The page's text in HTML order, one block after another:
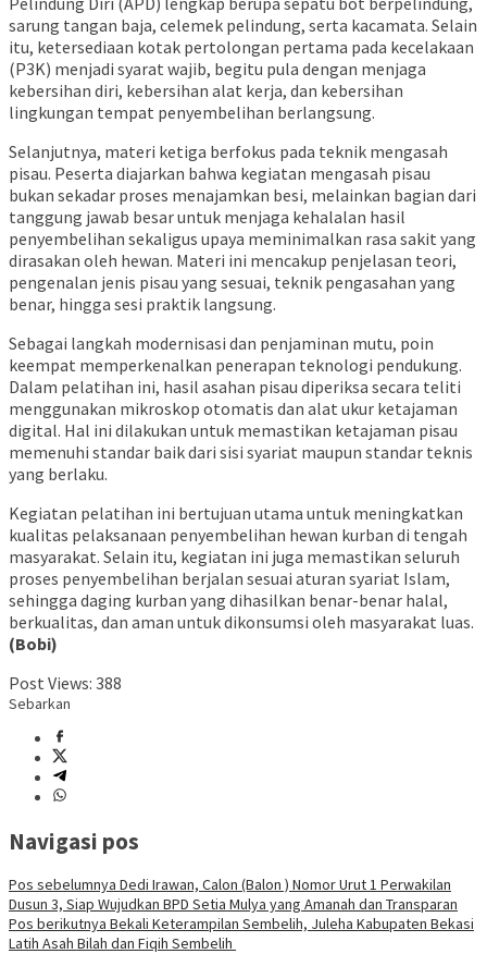
sarung tangan baja, celemek pelindung, serta kacamata. Selain
itu, ketersediaan kotak pertolongan pertama pada kecelakaan
(P3K) menjadi syarat wajib, begitu pula dengan menjaga
kebersihan diri, kebersihan alat kerja, dan kebersihan
lingkungan tempat penyembelihan berlangsung.
Selanjutnya, materi ketiga berfokus pada teknik mengasah
pisau. Peserta diajarkan bahwa kegiatan mengasah pisau
bukan sekadar proses menajamkan besi, melainkan bagian dari
tanggung jawab besar untuk menjaga kehalalan hasil
penyembelihan sekaligus upaya meminimalkan rasa sakit yang
dirasakan oleh hewan. Materi ini mencakup penjelasan teori,
pengenalan jenis pisau yang sesuai, teknik pengasahan yang
benar, hingga sesi praktik langsung.
Sebagai langkah modernisasi dan penjaminan mutu, poin
keempat memperkenalkan penerapan teknologi pendukung.
Dalam pelatihan ini, hasil asahan pisau diperiksa secara teliti
menggunakan mikroskop otomatis dan alat ukur ketajaman
digital. Hal ini dilakukan untuk memastikan ketajaman pisau
memenuhi standar baik dari sisi syariat maupun standar teknis
yang berlaku.
Kegiatan pelatihan ini bertujuan utama untuk meningkatkan
kualitas pelaksanaan penyembelihan hewan kurban di tengah
masyarakat. Selain itu, kegiatan ini juga memastikan seluruh
proses penyembelihan berjalan sesuai aturan syariat Islam,
sehingga daging kurban yang dihasilkan benar-benar halal,
berkualitas, dan aman untuk dikonsumsi oleh masyarakat luas.
(Bobi)
Post Views: 388
Sebarkan
Navigasi pos
Pos sebelumnya Dedi Irawan, Calon (Balon ) Nomor Urut 1 Perwakilan
Dusun 3, Siap Wujudkan BPD Setia Mulya yang Amanah dan Transparan
Pos berikutnya Bekali Keterampilan Sembelih, Juleha Kabupaten Bekasi
Latih Asah Bilah dan Fiqih Sembelih